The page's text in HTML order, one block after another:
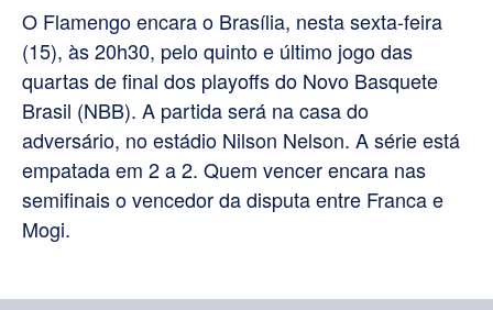
O Flamengo encara o Brasília, nesta sexta-feira
(15), às 20h30, pelo quinto e último jogo das
quartas de final dos playoffs do Novo Basquete
Brasil (NBB). A partida será na casa do
adversário, no estádio Nilson Nelson. A série está
empatada em 2 a 2. Quem vencer encara nas
semifinais o vencedor da disputa entre Franca e
Mogi.